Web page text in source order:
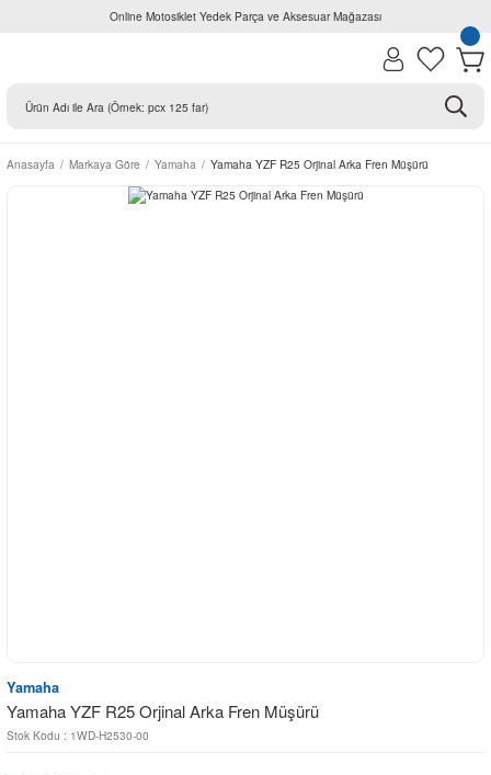
Online Motosiklet Yedek Parça ve Aksesuar Mağazası
Anasayfa Markaya Göre Yamaha Yamaha YZF R25 Orjinal Arka Fren Müşürü
Yamaha
Yamaha YZF R25 Orjinal Arka Fren Müşürü
Stok Kodu : 1WD-H2530-00